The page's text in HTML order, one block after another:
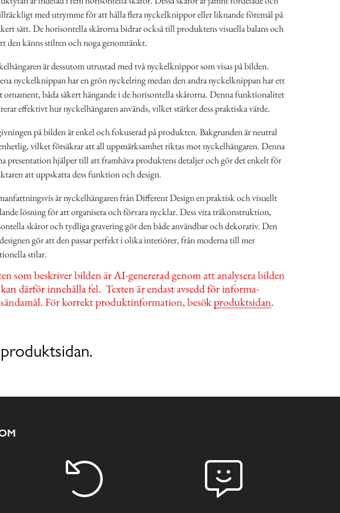
med utrymme för att hålla flera nyckelknippor eller liknande föremål på
sätt. De horisontella skårorna bidrar också till produktens visuella balans och
den känns stilren och noga genomtänkt.
är dessutom utrustad med två nyckelknippor som visas på bilden.
nyckelknippan har en grön nyckelring medan den andra nyckelknippan har ett
båda säkert hängande i de horisontella skårorna. Denna funktionalitet
effektivt hur nyckelhängaren används, vilket stärker dess praktiska värde.
på bilden är enkel och fokuserad på produkten. Bakgrunden är neutral
vilket försäkrar att all uppmärksamhet riktas mot nyckelhängaren. Denna
presentation hjälper till att framhäva produktens detaljer och gör det enkelt för
att uppskatta dess funktion och design.
är nyckelhängaren från Different Design en praktisk och visuellt
lösning för att organisera och förvara nycklar. Dess vita träkonstruktion,
skåror och tydliga gravering gör den både användbar och dekorativ. Den
gör att den passar perfekt i olika interiörer, från moderna till mer
stilar.